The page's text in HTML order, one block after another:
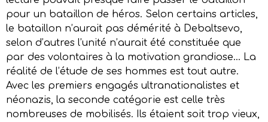
pour un bataillon de héros. Selon certains articles,
le bataillon n’aurait pas démérité à Debaltsevo,
selon d’autres l’unité n’aurait été constituée que
par des volontaires à la motivation grandiose… La
réalité de l’étude de ses hommes est tout autre.
Avec les premiers engagés ultranationalistes et
néonazis, la seconde catégorie est celle très
nombreuses de mobilisés. Ils étaient soit trop vieux,